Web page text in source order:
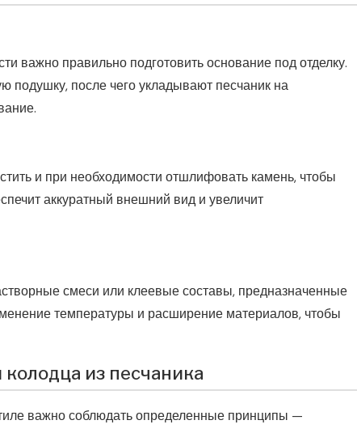
важно правильно подготовить основание под отделку.
после чего укладывают песчаник на
и при необходимости отшлифовать камень, чтобы
аккуратный внешний вид и увеличит
смеси или клеевые составы, предназначенные
температуры и расширение материалов, чтобы
из песчаника
важно соблюдать определенные принципы —